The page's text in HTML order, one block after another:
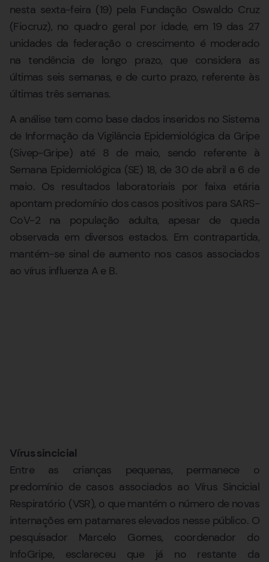
nesta sexta-feira (19) pela Fundação Oswaldo Cruz
(Fiocruz), no quadro geral por idade, em 19 das 27
unidades da federação o crescimento é moderado
na tendência de longo prazo, que considera as
últimas seis semanas, e de curto prazo, referente às
últimas três semanas.
A análise tem como base dados inseridos no Sistema
de Informação da Vigilância Epidemiológica da Gripe
(Sivep-Gripe) até 8 de maio, sendo referente à
Semana Epidemiológica (SE) 18, de 30 de abril a 6 de
maio. Os resultados laboratoriais por faixa etária
apontam predomínio dos casos positivos para SARS-
CoV-2 na população adulta, apesar de queda
observada em diversos estados. Em contrapartida,
mantém-se sinal de aumento nos casos associados
ao vírus influenza A e B.
Vírus sincicial
Entre as crianças pequenas, permanece o
predomínio de casos associados ao Vírus Sincicial
Respiratório (VSR), o que mantém o número de novas
internações em patamares elevados nesse público. O
pesquisador Marcelo Gomes, coordenador do
InfoGripe, esclareceu que já no restante da